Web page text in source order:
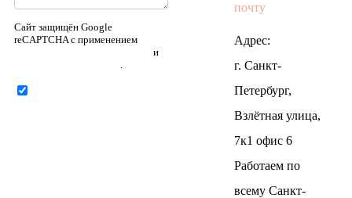
Сайт защищён Google
reCAPTCHA с применением
и
.
почту
Адрес:
г. Санкт-
Петербург,
Взлётная улица,
7к1 офис 6
Работаем по
всему Санкт-